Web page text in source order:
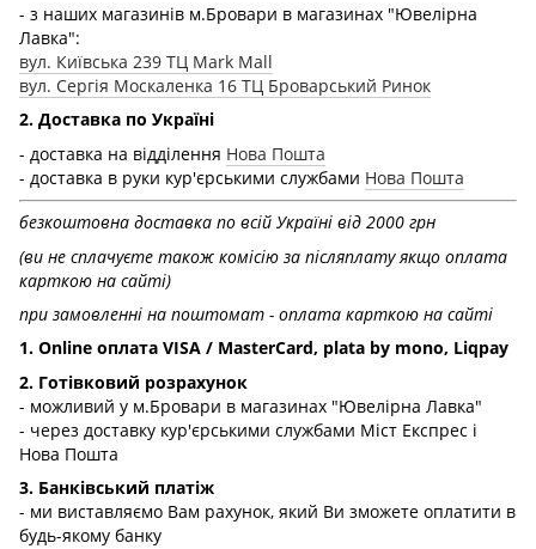
- з наших магазинів м.Бровари в магазинах "Ювелірна
Лавка":
вул. Київська 239 ТЦ Mark Mall
вул. Сергія Москаленка 16 ТЦ Броварський Ринок
2. Доставка по Україні
- доставка на відділення Нова Пошта
- доставка в руки кур'єрськими службами Нова Пошта
безкоштовна доставка по всій Україні від 2000 грн
(ви не сплачуєте також комісію за післяплату якщо оплата
карткою на сайті)
при замовленні на поштомат - оплата карткою на сайті
1. Online оплата VISA / MasterCard, plata by mono, Liqpay
2. Готівковий розрахунок
- можливий у м.Бровари в магазинах "Ювелірна Лавка"
- через доставку кур'єрськими службами Міст Експрес і
Нова Пошта
3. Банківський платіж
- ми виставляємо Вам рахунок, який Ви зможете оплатити в
будь-якому банку